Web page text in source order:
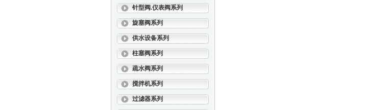
针型阀.仪表阀系列
旋塞阀系列
供水设备系列
柱塞阀系列
疏水阀系列
搅拌机系列
过滤器系列